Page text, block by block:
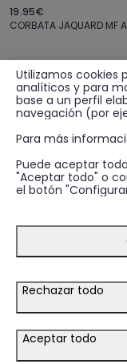
19.95€
CORBATA JAQUARD MF
Utilizamos cookies
analíticos y para
base a un perfil
navegación (por
Para más
Puede aceptar
"Aceptar todo" o
el botón
Rechazar todo
Aceptar todo